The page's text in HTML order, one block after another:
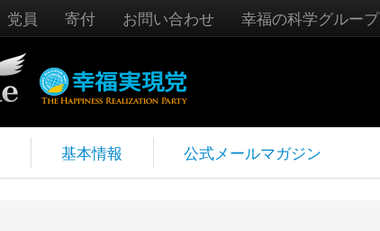
党員 寄付 お問い合わせ 幸福の科学グループ
基本情報 公式メールマガジン